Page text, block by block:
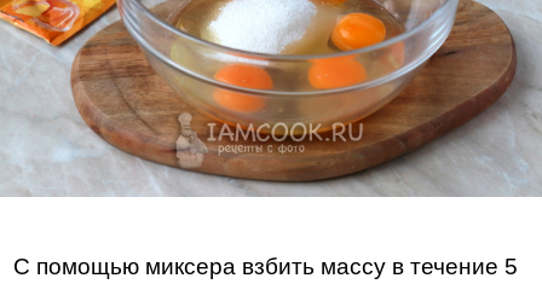
С помощью миксера взбить массу в течение 5